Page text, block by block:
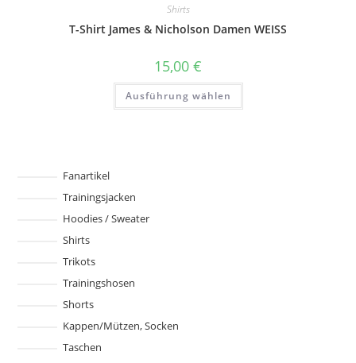
können
werden
Shirts
T-Shirt James & Nicholson Damen WEISS
15,00 €
Ausführung wählen
Dieses
weist
Fanartikel
Trainingsjacken
Hoodies / Sweater
Shirts
Trikots
Trainingshosen
Shorts
Kappen/Mützen, Socken
Taschen